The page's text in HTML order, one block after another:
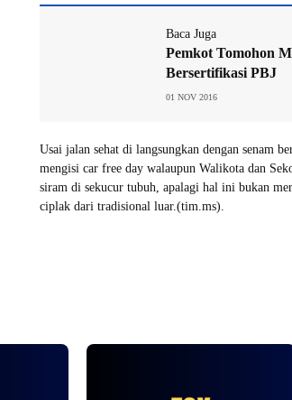
Baca Juga
Pemkot Tomohon
Bersertifikasi PBJ
01 NOV 2016
Usai jalan sehat di langsungkan dengan senam
mengisi car free day walaupun Walikota dan
siram di sekucur tubuh, apalagi hal ini bukan
ciplak dari tradisional luar.(tim.ms).